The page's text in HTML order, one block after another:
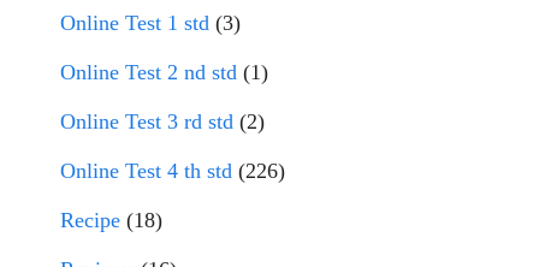
Online Test 1 std (3)
Online Test 2 nd std (1)
Online Test 3 rd std (2)
Online Test 4 th std (226)
Recipe (18)